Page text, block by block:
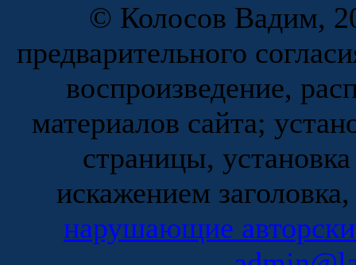
© Колосов Вадим,
предварительного
воспроизведение,
материалов сайта;
страницы,
искажением
нарушающие